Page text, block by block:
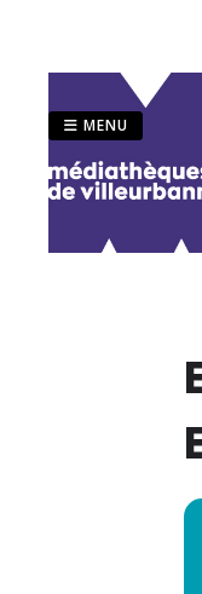
contenu
MENU